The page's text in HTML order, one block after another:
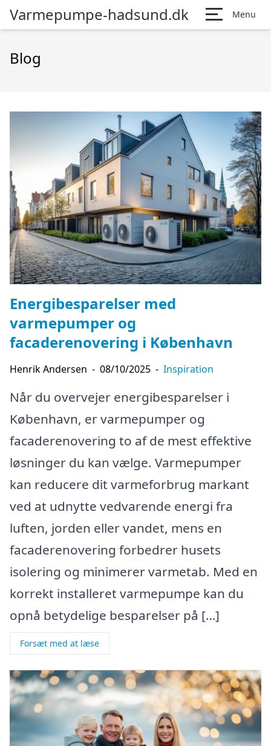
Varmepumpe-hadsund.dk Menu
Blog
Energibesparelser med
varmepumper og
facaderenovering i København
Henrik Andersen - 08/10/2025 - Inspiration
Når du overvejer energibesparelser i
København, er varmepumper og
facaderenovering to af de mest effektive
løsninger du kan vælge. Varmepumper
kan reducere dit varmeforbrug markant
ved at udnytte vedvarende energi fra
luften, jorden eller vandet, mens en
facaderenovering forbedrer husets
isolering og minimerer varmetab. Med en
korrekt installeret varmepumpe kan du
opnå betydelige besparelser på […]
Forsæt med at læse